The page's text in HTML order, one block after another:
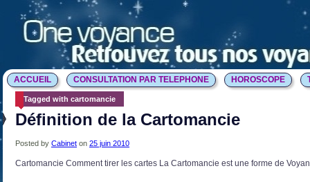
ACCUEIL CONSULTATION PAR TELEPHONE HOROSCOPE
Tagged with cartomancie
Définition de la Cartomancie
Posted by Cabinet on 25 juin 2010
Cartomancie Comment tirer les cartes La Cartomancie est une forme de